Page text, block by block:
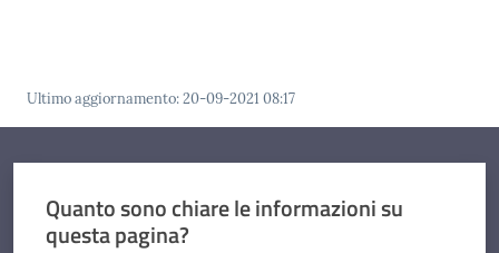
Ultimo aggiornamento:20-09-2021 08:17
Quanto sono chiare le informazioni su
questa pagina?